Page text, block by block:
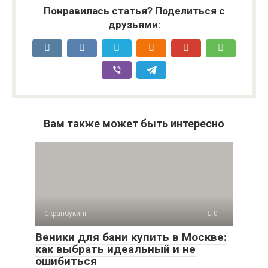
Понравилась статья? Поделиться с
друзьями:
Вам также может быть интересно
Скрапбукинг 0
Веники для бани купить в Москве:
как выбрать идеальный и не
ошибиться